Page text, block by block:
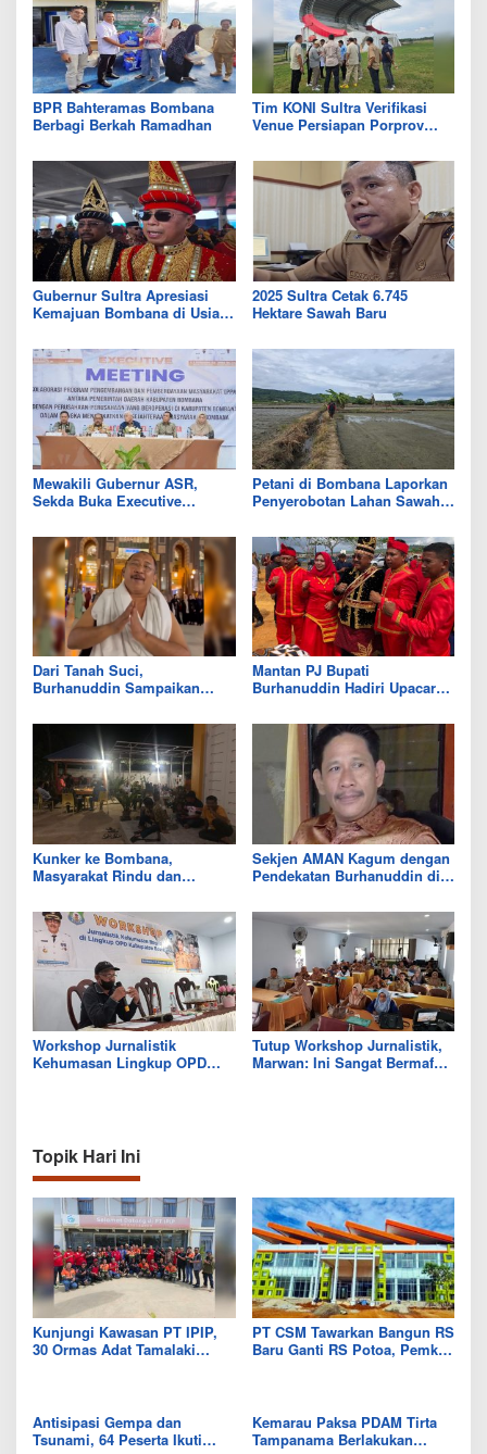
BPR Bahteramas Bombana
Berbagi Berkah Ramadhan
Tim KONI Sultra Verifikasi
Venue Persiapan Porprov
Gubernur Sultra Apresiasi
Kemajuan Bombana di Usia
2025 Sultra Cetak 6.745
Hektare Sawah Baru
Mewakili Gubernur ASR,
Sekda Buka Executive
Kesejahteraan Masyarakat di
Kabupaten Bombana
Petani di Bombana Laporkan
Penyerobotan Lahan Sawah
Dari Tanah Suci,
Burhanuddin Sampaikan
Masyarakat Bombana
Mantan PJ Bupati
Burhanuddin Hadiri Upacara
Boepinang
Kunker ke Bombana,
Masyarakat Rindu dan
Sekjen AMAN Kagum dengan
Pendekatan Burhanuddin di
Workshop Jurnalistik
Kehumasan Lingkup OPD
Tutup Workshop Jurnalistik,
Marwan: Ini Sangat Bermafaat
Topik Hari Ini
Kunjungi Kawasan PT IPIP,
30 Ormas Adat Tamalaki
PT CSM Tawarkan Bangun RS
Baru Ganti RS Potoa, Pemkab
Antisipasi Gempa dan
Tsunami, 64 Peserta Ikuti
Kemarau Paksa PDAM Tirta
Tampanama Berlakukan